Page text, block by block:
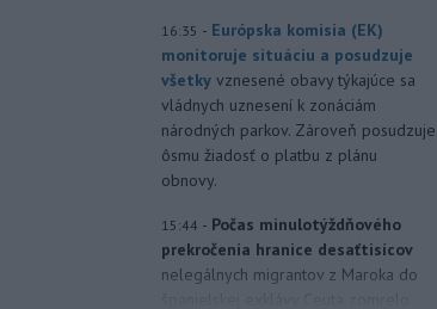
16:35 - Európska komisia (EK)
monitoruje situáciu a posudzuje
všetky vznesené obavy týkajúce sa
vládnych uznesení k zonáciám
národných parkov. Zároveň posudzuje
ôsmu žiadosť o platbu z plánu
obnovy.
15:44 - Počas minulotýždňového
prekročenia hranice desaťtisícov
nelegálnych migrantov z Maroka do